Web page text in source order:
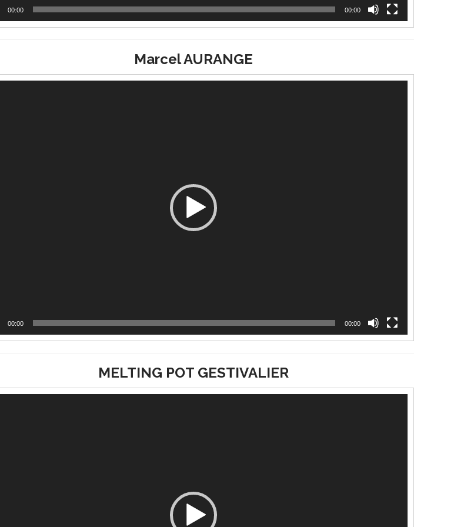
00:00 00:00
Marcel AURANGE
00:00 00:00
MELTING POT GESTIVALIER